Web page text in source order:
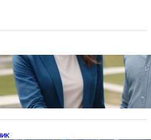
новостройки при оформлении
застройщика